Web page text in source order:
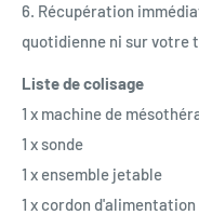
6. Récupération
quotidienne ni sur votre
Liste de colisage
1 x machine de
1 x sonde
1 x ensemble jetable
1 x cordon d'alimentation